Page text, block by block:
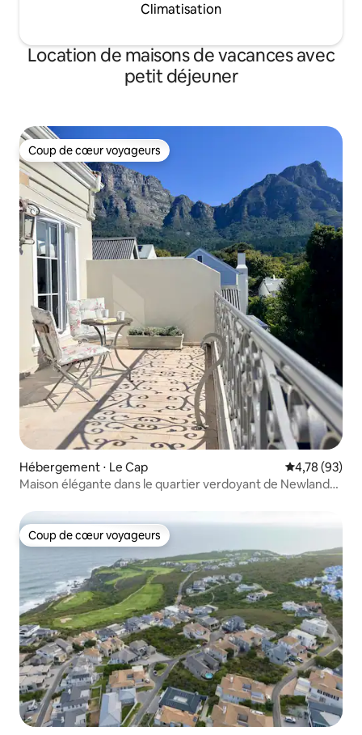
Climatisation
Location de maisons de vacances avec
petit déjeuner
Coup de cœur voyageurs
Coup de cœur voyageurs
Hébergement ⋅ Le Cap Évaluation
4,78 (93)
Maison élégante dans le quartier verdoyant de Newlands -
Coup de cœur voyageurs
Coup de cœur voyageurs